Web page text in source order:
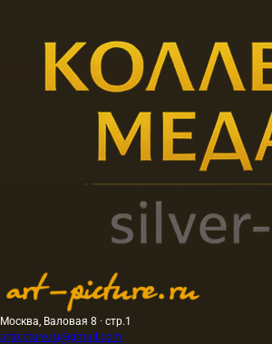
Москва, Валовая 8 · стр.1
artpicture.ru@gmail.com